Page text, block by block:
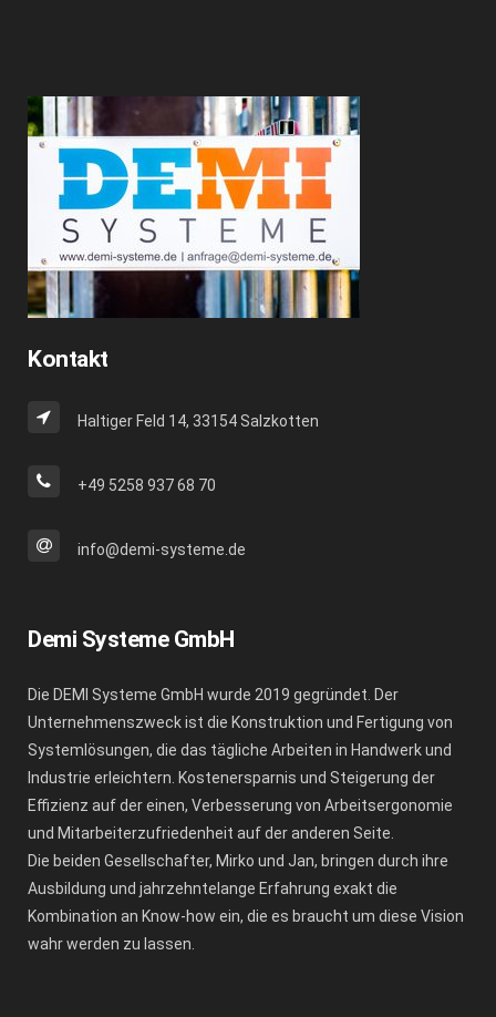
Kontakt
Haltiger Feld 14, 33154 Salzkotten
+49 5258 937 68 70
info@demi-systeme.de
Demi Systeme GmbH
Die DEMI Systeme GmbH wurde 2019 gegründet. Der
Unternehmenszweck ist die Konstruktion und Fertigung von
Systemlösungen, die das tägliche Arbeiten in Handwerk und
Industrie erleichtern. Kostenersparnis und Steigerung der
Effizienz auf der einen, Verbesserung von Arbeitsergonomie
und Mitarbeiterzufriedenheit auf der anderen Seite.
Die beiden Gesellschafter, Mirko und Jan, bringen durch ihre
Ausbildung und jahrzehntelange Erfahrung exakt die
Kombination an Know-how ein, die es braucht um diese Vision
wahr werden zu lassen.